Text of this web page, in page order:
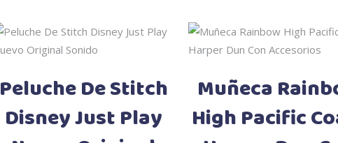
Añadir al carrito
Peluche De Stitch
Disney Just Play
Añadir al carrito
Muñeca
High Pacific